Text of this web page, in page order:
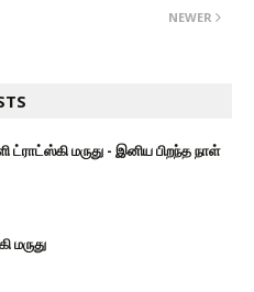
NEWER
ட்ராட்ஸ்கி மருது - இனிய பிறந்த நாள்
மருது